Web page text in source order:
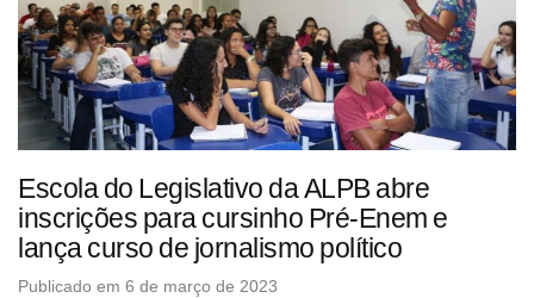
Escola do Legislativo da ALPB abre
inscrições para cursinho Pré-Enem e
lança curso de jornalismo político
Publicado em 6 de março de 2023